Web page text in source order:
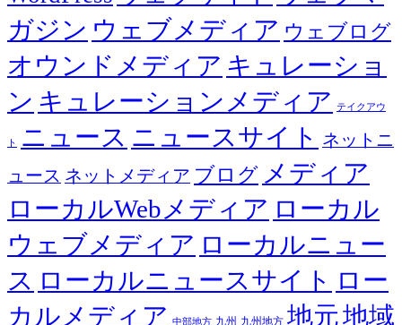
ガジン ウェブメディア ウェブログ
オウンドメディア キュレーショ
ン キュレーションメディア テイクアウ
ト ニュース ニュースサイト ネットニ
ュース ネットメディア ブログ メディア
ローカルWebメディア ローカル
ウェブメディア ローカルニュー
ス ローカルニュースサイト ロー
カルメディア 中部地方 九州 九州地方 地元地域